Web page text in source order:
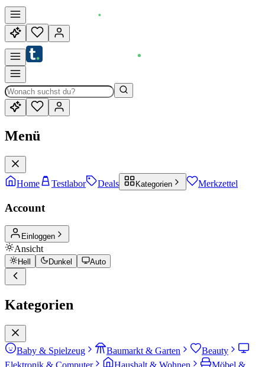
Menü
Home Testlabor Deals Kategorien Merkzettel
Account
Einloggen
Ansicht
Hell Dunkel Auto
Kategorien
Baby & Spielzeug Baumarkt & Garten
Beauty
Elektronik & Computer
Haushalt & Wohnen
Möbel &